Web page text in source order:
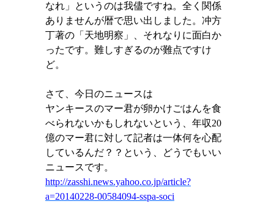
なれ」というのは我儘ですね。全く関係
ありませんが暦で思い出しました。冲方
丁著の「天地明察」、それなりに面白か
ったです。難しすぎるのが難点ですけ
ど。
さて、今日のニュースは
ヤンキースのマー君が卵かけごはんを食
べられないかもしれないという、年収20
億のマー君に対して記者は一体何を心配
しているんだ？？という、どうでもいい
ニュースです。
http://zasshi.news.yahoo.co.jp/article?
a=20140228-00584094-sspa-soci